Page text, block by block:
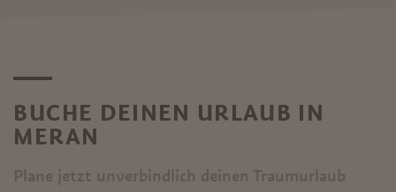
BUCHE DEINEN URLAUB IN
MERAN
Plane jetzt unverbindlich deinen Traumurlaub